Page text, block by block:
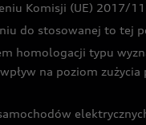
Komisji (UE) 2017/
do stosowanej to tej
homologacji typu
na poziom